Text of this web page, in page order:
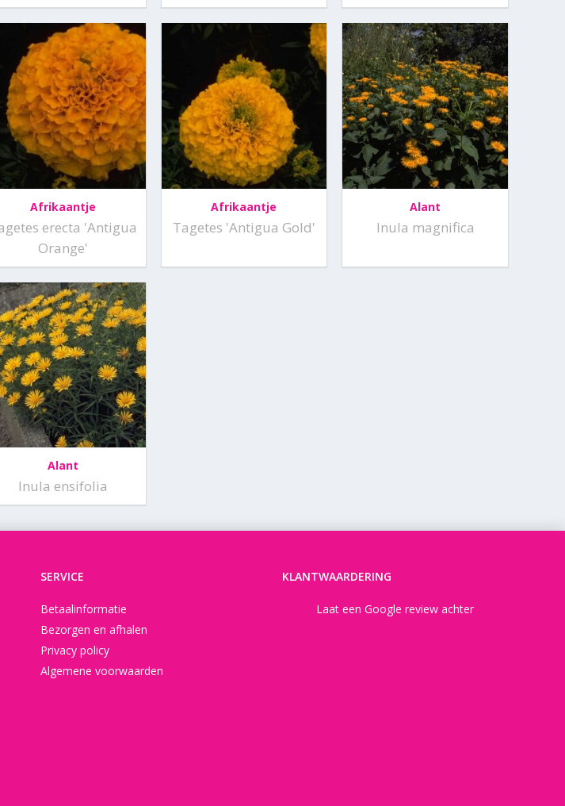
Afrikaantje
erecta 'Antigua
Orange'
Afrikaantje
Tagetes 'Antigua Gold'
Alant
Inula magnifica
Alant
Inula ensifolia
SERVICE
Betaalinformatie
Bezorgen en afhalen
Privacy policy
Algemene voorwaarden
KLANTWAARDERING
Laat een Google review achter